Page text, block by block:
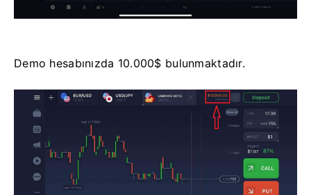
Demo hesabınızda 10.000$ bulunmaktadır.